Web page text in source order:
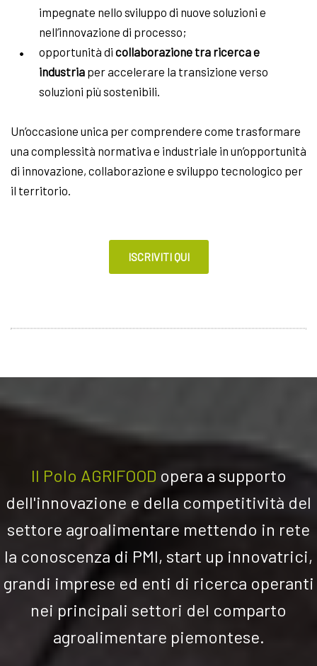
impegnate nello sviluppo di nuove soluzioni e
nell’innovazione di processo;
opportunità di collaborazione tra ricerca e
industria per accelerare la transizione verso
soluzioni più sostenibili.
Un’occasione unica per comprendere come trasformare
una complessità normativa e industriale in un’opportunità
di innovazione, collaborazione e sviluppo tecnologico per
il territorio.
ISCRIVITI QUI
Il Polo AGRIFOOD opera a supporto
dell'innovazione e della competitività del
settore agroalimentare mettendo in rete
la conoscenza di PMI, start up innovatrici,
grandi imprese ed enti di ricerca operanti
nei principali settori del comparto
agroalimentare piemontese.